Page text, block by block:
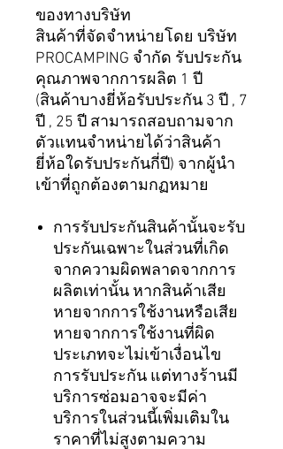
ของทางบริษัท
สินค้าที่จัดจำหน่ายโดย บริษัท
PROCAMPING จำกัด รับประกัน
คุณภาพจากการผลิต 1 ปี
(สินค้าบางยี่ห้อรับประกัน 3 ปี , 7
ปี , 25 ปี สามารถสอบถามจาก
ตัวแทนจำหน่ายได้ว่าสินค้า
ยี่ห้อใดรับประกันกี่ปี) จากผู้นำ
เข้าที่ถูกต้องตามกฏหมาย
การรับประกันสินค้านั้นจะรับ
ประกันเฉพาะในส่วนที่เกิด
จากความผิดพลาดจากการ
ผลิตเท่านั้น หากสินค้าเสีย
หายจากการใช้งานหรือเสีย
หายจากการใช้งานที่ผิด
ประเภทจะไม่เข้าเงื่อนไข
การรับประกัน แต่ทางร้านมี
บริการซ่อมอาจจะมีค่า
บริการในส่วนนี้เพิ่มเติมใน
ราคาที่ไม่สูงตามความ